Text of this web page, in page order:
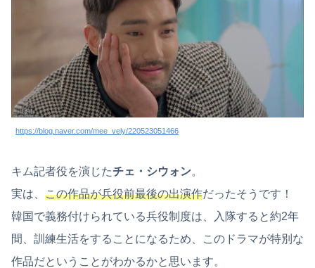
https://blog.naver.com/mee_vely/220523051466
キム記者役を演じたチェ・シウォン。
実は、 この作品が兵役前最後の出演作だったそうです！
韓国で義務付けられている兵役制度は、入隊すると約2年
間、訓練生活をすることになるため、このドラマが特別な
作品だということがわかるかと思います。